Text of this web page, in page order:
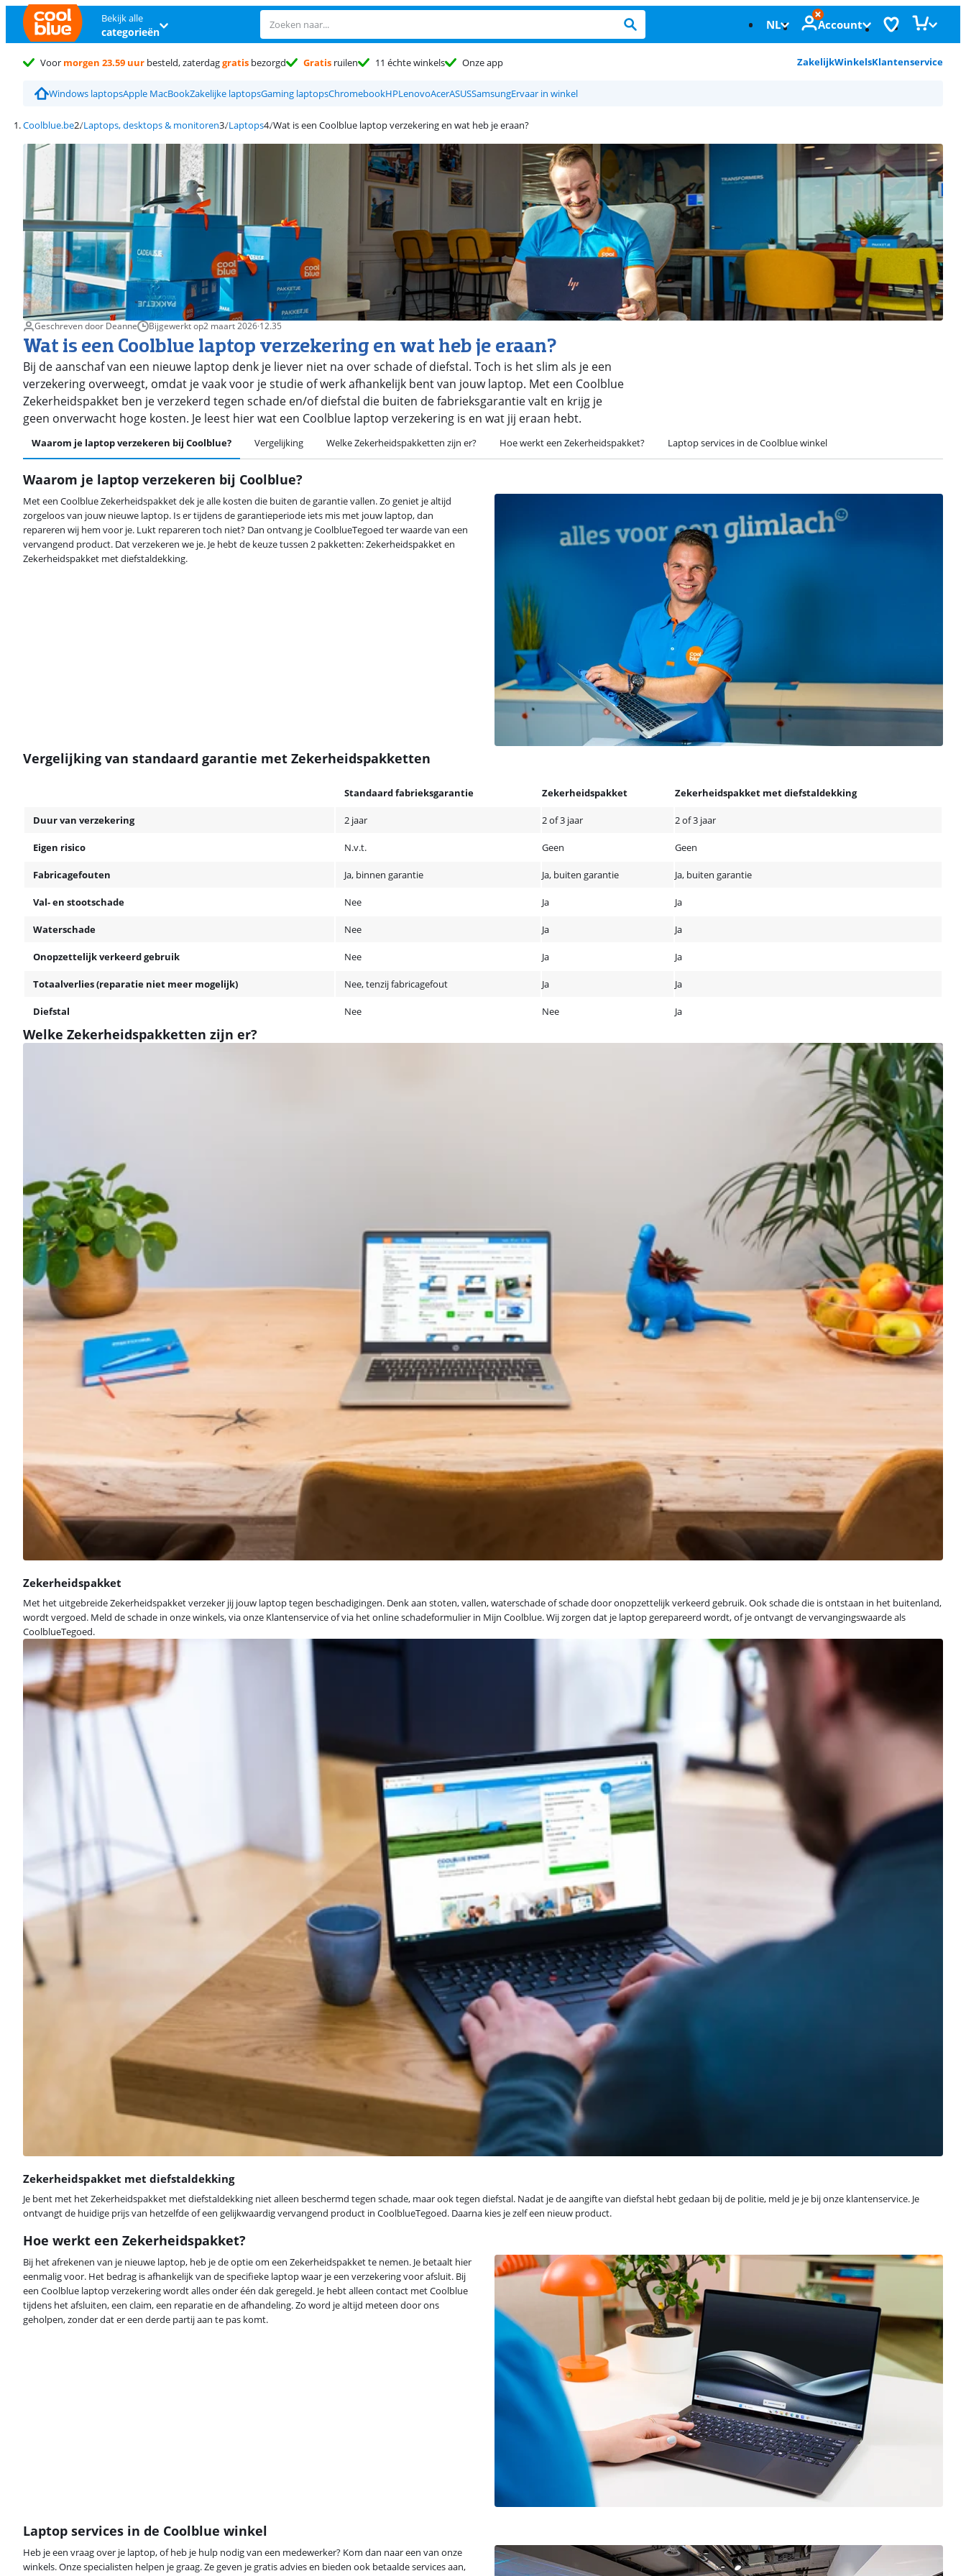
Bekijk alle
categorieën NL Account
Voor morgen 23.59 uur besteld, zaterdaggratis bezorgd Gratis ruilen 11 échte winkels Onze app ZakelijkWinkelsKlantenservice
Windows laptopsApple MacBookZakelijke laptopsGaming laptopsChromebookHPLenovoAcerASUSSamsungErvaar in winkel
Coolblue.be Laptops, desktops & monitoren Laptops Wat is een Coolblue laptop verzekering en wat heb je eraan?
Geschreven door Deanne Bijgewerkt op2 maart 2026·12.35
Wat is een Coolblue laptop verzekering en wat heb je eraan?
Bij de aanschaf van een nieuwe laptop denk je liever niet na over schade of diefstal. Toch is het slim als je een
verzekering overweegt, omdat je vaak voor je studie of werk afhankelijk bent van jouw laptop. Met een Coolblue
Zekerheidspakket ben je verzekerd tegen schade en/of diefstal die buiten de fabrieksgarantie valt en krijg je
geen onverwacht hoge kosten. Je leest hier wat een Coolblue laptop verzekering is en wat jij eraan hebt.
Waarom je laptop verzekeren bij Coolblue? Vergelijking Welke Zekerheidspakketten zijn er? Hoe werkt een Zekerheidspakket? Laptop services in de Coolblue winkel
Waarom je laptop verzekeren bij Coolblue?
Met een Coolblue Zekerheidspakket dek je alle kosten die buiten de garantie vallen. Zo geniet je altijd
zorgeloos van jouw nieuwe laptop. Is er tijdens de garantieperiode iets mis met jouw laptop, dan
repareren wij hem voor je. Lukt repareren toch niet? Dan ontvang je CoolblueTegoed ter waarde van een
vervangend product. Dat verzekeren we je. Je hebt de keuze tussen 2 pakketten: Zekerheidspakket en
Zekerheidspakket met diefstaldekking.
Vergelijking van standaard garantie met Zekerheidspakketten
Standaard fabrieksgarantie Zekerheidspakket Zekerheidspakket met diefstaldekking
Duur van verzekering 2 jaar 2 of 3 jaar 2 of 3 jaar
Eigen risico N.v.t. Geen Geen
Fabricagefouten Ja, binnen garantie Ja, buiten garantie Ja, buiten garantie
Val- en stootschade Nee Ja Ja
Waterschade Nee Ja Ja
Onopzettelijk verkeerd gebruik Nee Ja Ja
Totaalverlies (reparatie niet meer mogelijk) Nee, tenzij fabricagefout Ja Ja
Diefstal Nee Nee Ja
Welke Zekerheidspakketten zijn er?
Zekerheidspakket
Met het uitgebreide Zekerheidspakket verzeker jij jouw laptop tegen beschadigingen. Denk aan stoten, vallen, waterschade of schade door onopzettelijk verkeerd gebruik. Ook schade die is ontstaan in het buitenland,
wordt vergoed. Meld de schade in onze winkels, via onze Klantenservice of via het online schadeformulier in Mijn Coolblue. Wij zorgen dat je laptop gerepareerd wordt, of je ontvangt de vervangingswaarde als
CoolblueTegoed.
Zekerheidspakket met diefstaldekking
Je bent met het Zekerheidspakket met diefstaldekking niet alleen beschermd tegen schade, maar ook tegen diefstal. Nadat je de aangifte van diefstal hebt gedaan bij de politie, meld je je bij onze klantenservice. Je
ontvangt de huidige prijs van hetzelfde of een gelijkwaardig vervangend product in CoolblueTegoed. Daarna kies je zelf een nieuw product.
Hoe werkt een Zekerheidspakket?
Bij het afrekenen van je nieuwe laptop, heb je de optie om een Zekerheidspakket te nemen. Je betaalt hier
eenmalig voor. Het bedrag is afhankelijk van de specifieke laptop waar je een verzekering voor afsluit. Bij
een Coolblue laptop verzekering wordt alles onder één dak geregeld. Je hebt alleen contact met Coolblue
tijdens het afsluiten, een claim, een reparatie en de afhandeling. Zo word je altijd meteen door ons
geholpen, zonder dat er een derde partij aan te pas komt.
Laptop services in de Coolblue winkel
Heb je een vraag over je laptop, of heb je hulp nodig van een medewerker? Kom dan naar een van onze
winkels. Onze specialisten helpen je graag. Ze geven je gratis advies en bieden ook betaalde services aan,